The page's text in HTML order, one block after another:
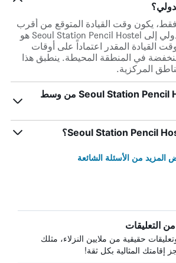
24 كم فقط، يكون وقت القيادة المتوقع من أقرب
مطار مطار غيمبو الدولي إلى Seoul Station Pencil Hostel هو
وقت القيادة المقدر اعتماداً على أوقات
في المنطقة المحيطة. ينطبق هذا
المركزية.
ما مدى قرب Seoul Station Pencil Hostel من وسط
المزيد من الأسئلة الشائعة
من التعليقات
حقيقية من ملايين النزلاء، مثلك
إقامتك المثالية بكل ثقة!